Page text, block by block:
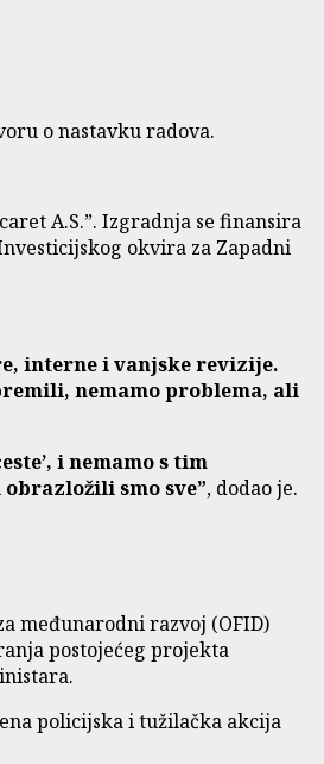
o nastavku radova.
A.S.”. Izgradnja se finansira
okvira za Zapadni
interne i vanjske revizije.
nemamo problema, ali
i nemamo s tim
smo sve”, dodao je.
međunarodni razvoj (OFID)
postojećeg projekta
policijska i tužilačka akcija